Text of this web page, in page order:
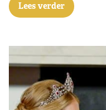
Lees verder